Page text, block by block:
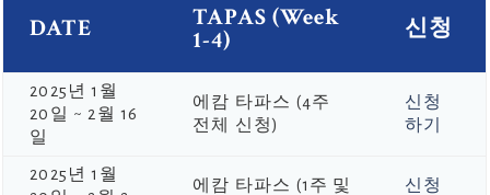
DATE TAPAS (Week
1-4) 신청
2025년 1월
20일 ~ 2월 16
일
에캄 타파스 (4주
전체 신청)
신청
하기
2025년 1월
에캄 타파스 (1주 및
신청